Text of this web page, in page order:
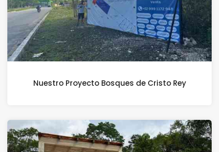
Nuestro Proyecto Bosques de Cristo Rey